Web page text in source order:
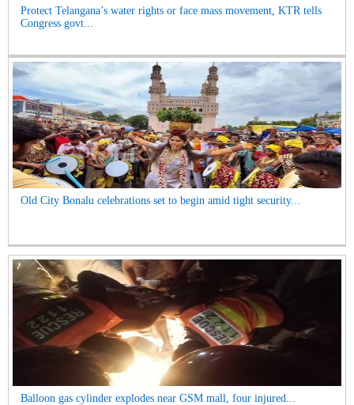
Protect Telangana’s water rights or face mass movement, KTR tells
Congress govt...
Old City Bonalu celebrations set to begin amid tight security...
Balloon gas cylinder explodes near GSM mall, four injured...